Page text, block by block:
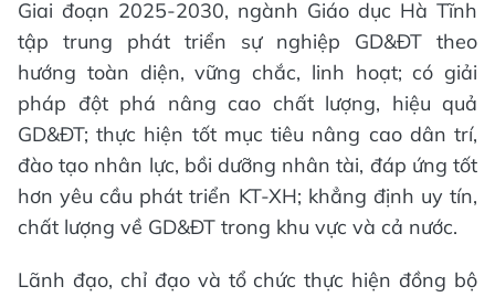
Giai đoạn 2025-2030, ngành Giáo dục Hà Tĩnh
tập trung phát triển sự nghiệp GD&ĐT theo
hướng toàn diện, vững chắc, linh hoạt; có giải
pháp đột phá nâng cao chất lượng, hiệu quả
GD&ĐT; thực hiện tốt mục tiêu nâng cao dân trí,
đào tạo nhân lực, bồi dưỡng nhân tài, đáp ứng tốt
hơn yêu cầu phát triển KT-XH; khẳng định uy tín,
chất lượng về GD&ĐT trong khu vực và cả nước.
Lãnh đạo, chỉ đạo và tổ chức thực hiện đồng bộ